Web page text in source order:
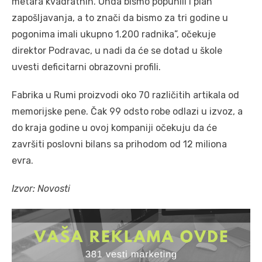
zapošljavanja, a to znači da bismo za tri godine u
pogonima imali ukupno 1.200 radnika”, očekuje
direktor Podravac, u nadi da će se dotad u škole
uvesti deficitarni obrazovni profili.
Fabrika u Rumi proizvodi oko 70 različitih artikala od
memorijske pene. Čak 99 odsto robe odlazi u izvoz, a
do kraja godine u ovoj kompaniji očekuju da će
završiti poslovni bilans sa prihodom od 12 miliona
evra.
Izvor: Novosti